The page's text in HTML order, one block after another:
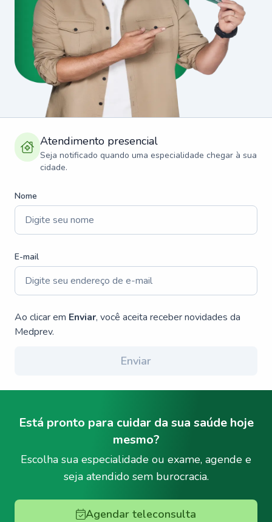
Atendimento presencial
Seja notificado quando uma especialidade chegar à sua
cidade.
Nome
E-mail
Ao clicar em Enviar, você aceita receber novidades da
Medprev.
Enviar
Está pronto para cuidar da sua saúde hoje
mesmo?
Escolha sua especialidade ou exame, agende e
seja atendido sem burocracia.
Agendar teleconsulta